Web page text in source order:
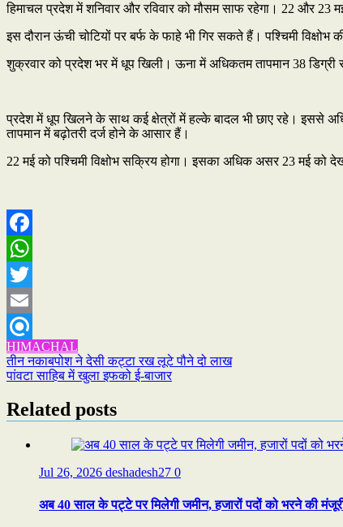
हिमाचल प्रदेश में शनिवार और रविवार को मौसम साफ रहेगा। 22 और 23
इस दौरान ऊंची चोटियों पर बर्फ के फाहे भी गिर सकते हैं। पश्चिमी
शुक्रवार को प्रदेश भर में धूप खिली। ऊना में अधिकतम तापमान 38
प्रदेश में धूप खिलने के साथ कई क्षेत्रों में हल्के बादल भी छाए रहे। इससे
तापमान में बढ़ोतरी दर्ज होने के आसार हैं।
22 मई को पश्चिमी विक्षोभ सक्रिय होगा। इसका अधिक असर 23 मई को
Facebook
WhatsApp
Twitter
Email
Refind
HIMACHAL
Post
navigation
तीन नकाबपोश ने देसी कट्टा रख लूटे पौने दो लाख
पांवटा साहिब में खुला इफको ई-बाजार
Related posts
Jul 26, 2026 deshadesh27 0
अब 40 साल के पट्टे पर मिलेगी जमीन, हजारों पदों को भरने की